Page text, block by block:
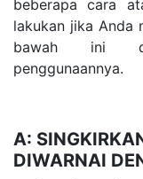
beberapa cara
lakukan jika Anda
bawah ini
penggunaannya.
A:
DIWARNAI